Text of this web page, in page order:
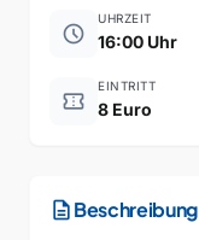
schedule
UHRZEIT
16:00 Uhr
confirmation_number
EINTRITT
8 Euro
descriptionBeschreibung